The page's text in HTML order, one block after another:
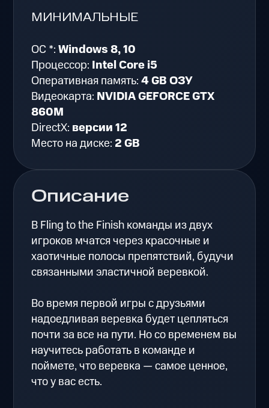
Описание
В Fling to the Finish команды из двух
игроков мчатся через красочные и
хаотичные полосы препятствий, будучи
связанными эластичной веревкой.
Во время первой игры с друзьями
надоедливая веревка будет цепляться
почти за все на пути. Но со временем вы
научитесь работать в команде и
поймете, что веревка — самое ценное,
что у вас есть.
МИНИМАЛЬНЫЕ
ОС *:Windows 8, 10
Процессор: Intel Core i5
Оперативная память:4 GB ОЗУ
Видеокарта: NVIDIA GEFORCE GTX
860M
DirectX: версии 12
Место на диске: 2 GB